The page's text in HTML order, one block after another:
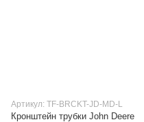
Артикул: TF-BRCKT-JD-MD-L
Кронштейн трубки John Deere